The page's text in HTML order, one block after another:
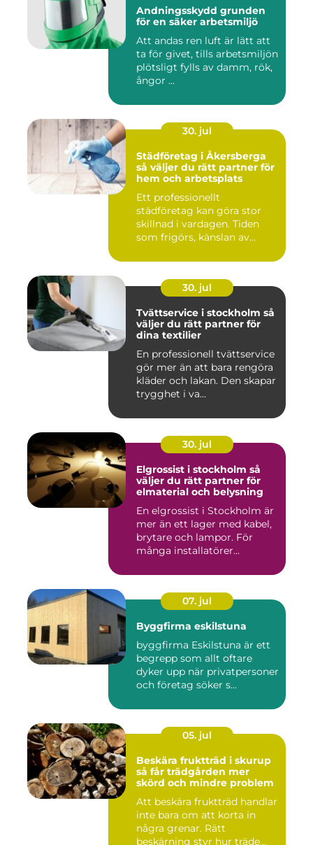
Andningsskydd grunden
för en säker arbetsmiljö
Att andas ren luft är lätt att
ta för givet, tills arbetsmiljön
plötsligt fylls av damm, rök,
ångor ...
30. jul
Städföretag i Åkersberga
så väljer du rätt partner för
hem och arbetsplats
Ett professionellt
städföretag kan göra stor
skillnad i vardagen. Tiden
som frigörs, känslan av
30. jul
Tvättservice i stockholm så
väljer du rätt partner för
dina textilier
En professionell tvättservice
gör mer än att bara rengöra
kläder och lakan. Den skapar
trygghet i va...
30. jul
Elgrossist i stockholm så
väljer du rätt partner för
elmaterial och belysning
En elgrossist i Stockholm är
mer än ett lager med kabel,
brytare och lampor. För
många installatörer...
07. jul
Byggfirma eskilstuna
byggfirma Eskilstuna är ett
begrepp som allt oftare
dyker upp när privatpersoner
och företag söker s...
05. jul
Beskära fruktträd i skurup
så får trädgården mer
skörd och mindre problem
Att beskära fruktträd handlar
inte bara om att korta in
några grenar. Rätt
beskärning styr hur träde...